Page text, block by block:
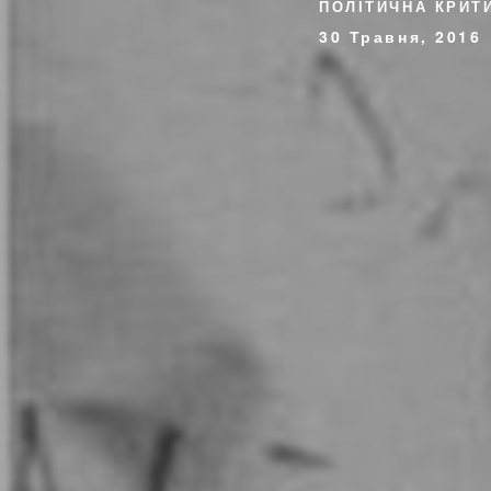
ПОЛІТИЧНА
30 Травня, 2016